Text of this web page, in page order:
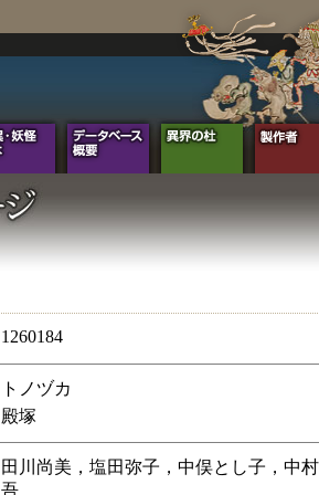
1260184
トノヅカ
殿塚
田川尚美，塩田弥子，中俣とし子，中
吾